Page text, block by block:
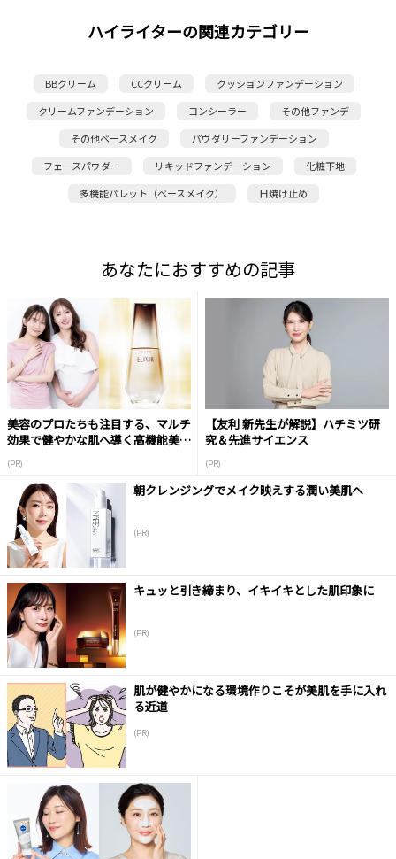
ハイライターの関連カテゴリー
BBクリーム CCクリーム
クッションファンデーション
クリームファンデーション
コンシーラー
その他ファンデ
その他ベースメイク
パウダリーファンデーション
フェースパウダー
リキッドファンデーション
化粧下地
多機能パレット（ベースメイク）
日焼け止め
あなたにおすすめの記事
美容のプロたちも注目する、マルチ
効果で健やかな肌へ導く高機能美容
(PR)
【友利 新先生が解説】ハチミツ研
究＆先進サイエンス
(PR)
朝クレンジングでメイク映えする潤い美肌へ
(PR)
キュッと引き締まり、イキイキとした肌印象に
(PR)
肌が健やかになる環境作りこそが美肌を手に入れ
る近道
(PR)